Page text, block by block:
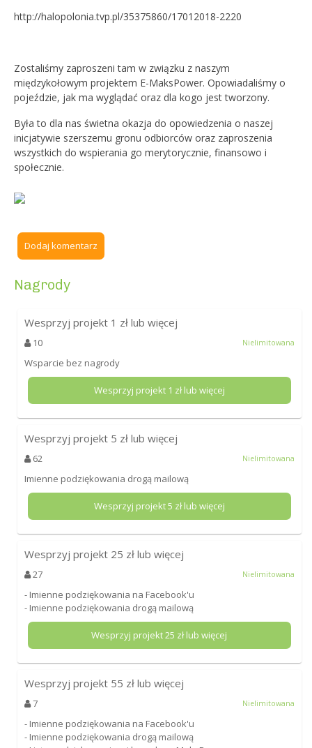
http://halopolonia.tvp.pl/35375860/17012018-2220
Zostaliśmy zaproszeni tam w związku z naszym
międzykołowym projektem E-MaksPower. Opowiadaliśmy o
pojeździe, jak ma wyglądać oraz dla kogo jest tworzony.
Była to dla nas świetna okazja do opowiedzenia o naszej
inicjatywie szerszemu gronu odbiorców oraz zaproszenia
wszystkich do wspierania go merytorycznie, finansowo i
społecznie.
Dodaj komentarz
Nagrody
Wesprzyj projekt 1 zł lub więcej
10 Nielimitowana
Wsparcie bez nagrody
Wesprzyj projekt 1 zł lub więcej
Wesprzyj projekt 5 zł lub więcej
62 Nielimitowana
Imienne podziękowania drogą mailową
Wesprzyj projekt5 zł lub więcej
Wesprzyj projekt 25 zł lub więcej
27 Nielimitowana
- Imienne podziękowania na Facebook'u
- Imienne podziękowania drogą mailową
Wesprzyj projekt25 zł lub więcej
Wesprzyj projekt 55 zł lub więcej
7 Nielimitowana
- Imienne podziękowania na Facebook'u
- Imienne podziękowania drogą mailową